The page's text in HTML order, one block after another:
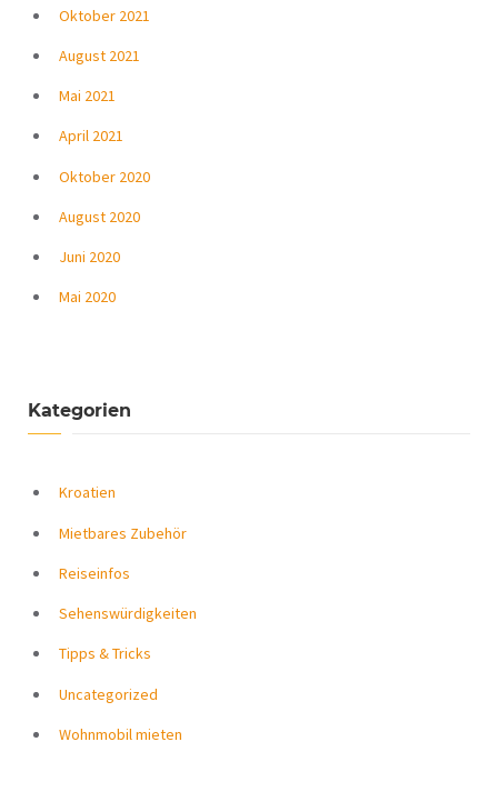
Oktober 2021
August 2021
Mai 2021
April 2021
Oktober 2020
August 2020
Juni 2020
Mai 2020
Kategorien
Kroatien
Mietbares Zubehör
Reiseinfos
Sehenswürdigkeiten
Tipps & Tricks
Uncategorized
Wohnmobil mieten